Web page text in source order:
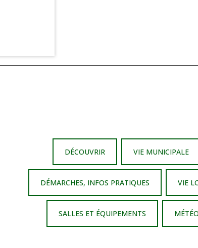
DÉCOUVRIR VIE MUNICIPALE
DÉMARCHES, INFOS PRATIQUES VIE
SALLES ET ÉQUIPEMENTS MÉTÉO